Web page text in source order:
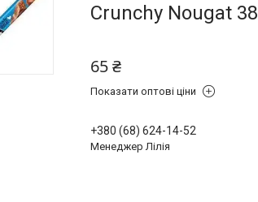
Crunchy Nougat
65 ₴
Показати оптові ціни
+380 (68) 624-14-52
Менеджер Лілія